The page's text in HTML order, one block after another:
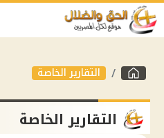
التقارير الخاصة
التقارير الخاصة